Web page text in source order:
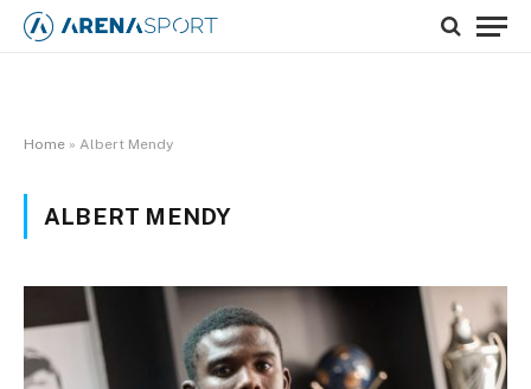
Home » Albert Mendy
ALBERT MENDY